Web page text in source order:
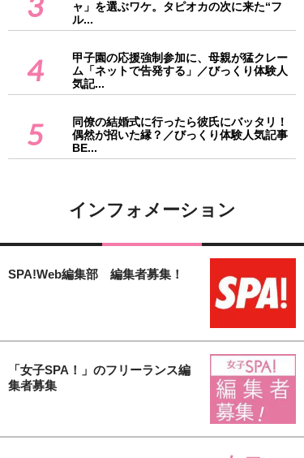
ャ」を選ぶワケ。タピオカの次に来た“フ
ル...
4
甲子園の応援強制参加に、母親が猛クレー
ム「ネットで告発する」／びっくり体験人
気記...
5
同僚の結婚式に行ったら彼氏にバッタリ！
偶然が招いた縁？／びっくり体験人気記事
BE...
インフォメーション
SPA!Web編集部 編集者募集！
「女子SPA！」のフリーランス編
集者募集